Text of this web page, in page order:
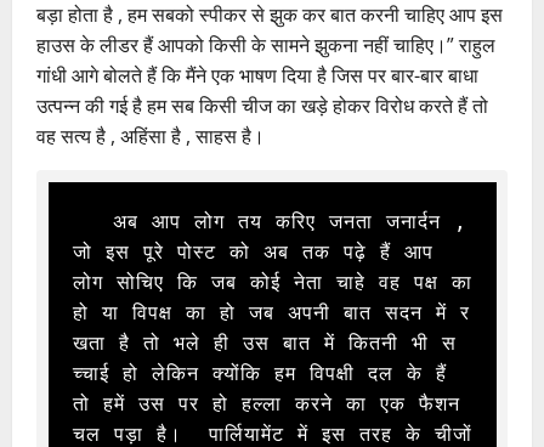
बड़ा होता है , हम सबको स्पीकर से झुक कर बात करनी चाहिए आप इस
हाउस के लीडर हैं आपको किसी के सामने झुकना नहीं चाहिए।” राहुल
गांधी आगे बोलते हैं कि मैंने एक भाषण दिया है जिस पर बार-बार बाधा
उत्पन्न की गई है हम सब किसी चीज का खड़े होकर विरोध करते हैं तो
वह सत्य है , अहिंसा है , साहस है।
जो इस पूरे पोस्ट को अब तक पढ़े हैं आप
लोग सोचिए कि जब कोई नेता चाहे वह पक्ष का
हो या विपक्ष का हो जब अपनी बात सदन में र
खता है तो भले ही उस बात में कितनी भी स
च्चाई हो लेकिन क्योंकि हम विपक्षी दल के हैं
तो हमें उस पर हो हल्ला करने का एक फैशन
चल पड़ा है।  पार्लियामेंट में इस तरह के चीजों